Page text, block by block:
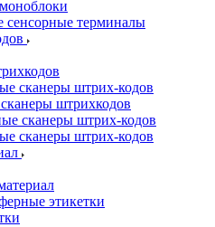
сенсорные терминалы
сканеры штрих-кодов
штрихкодов
сканеры штрих-кодов
сканеры штрих-кодов
этикетки